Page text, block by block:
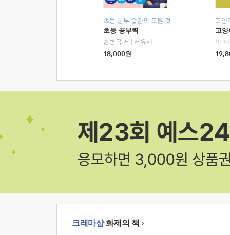
초등 공부 습관의 모든 것
초등 공부력
손병목 저
서유재
18,000원
고양
고
이미
크레마샵화제의 책